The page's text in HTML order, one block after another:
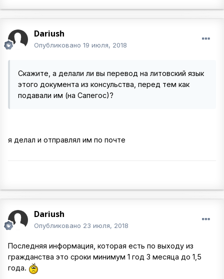
Dariush
Опубликовано 19 июля, 2018
Скажите, а делали ли вы перевод на литовский язык
этого документа из консульства, перед тем как
подавали им (на Сапегос)?
я делал и отправлял им по почте
Dariush
Опубликовано 23 июля, 2018
Последняя информация, которая есть по выходу из
гражданства это сроки минимум 1 год 3 месяца до 1,5
года.